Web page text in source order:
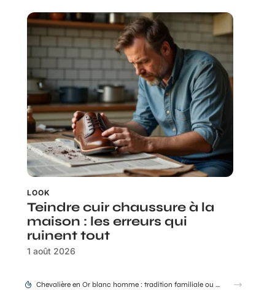
LOOK
Teindre cuir chaussure à la
maison : les erreurs qui
ruinent tout
1 août 2026
Montant Stil ML 48 50 : conseils de pose et d’entraxe